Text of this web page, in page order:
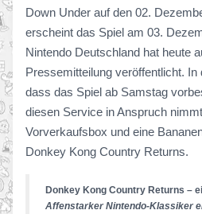
Down Under auf den 02.
erscheint das Spiel am 03.
Nintendo Deutschland hat heute
Pressemitteilung veröffentlicht. In
dass das Spiel ab Samstag
diesen Service in Anspruch
Vorverkaufsbox und eine
Donkey Kong Country Returns.
Donkey Kong Country Returns –
Affenstarker Nintendo-Klassiker